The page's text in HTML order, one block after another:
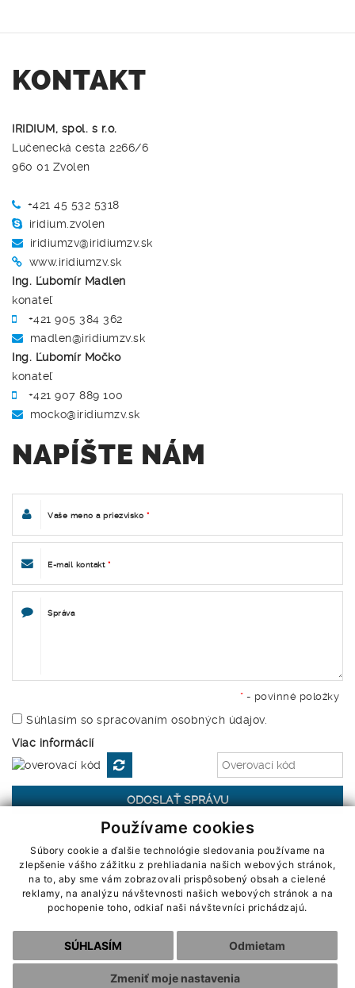
Používame cookies
Súbory cookie a ďalšie technológie sledovania používame na
zlepšenie vášho zážitku z prehliadania našich webových stránok,
na to, aby sme vám zobrazovali prispôsobený obsah a cielené
reklamy, na analýzu návštevnosti našich webových stránok a na
pochopenie toho, odkiaľ naši návštevníci prichádzajú.
SÚHLASÍM Odmietam
Zmeniť moje nastavenia
KONTAKT
IRIDIUM, spol. s r.o.
Lučenecká cesta 2266/6
960 01 Zvolen
+421 45 532 5318
iridium.zvolen
iridiumzv@iridiumzv.sk
www.iridiumzv.sk
Ing. Ľubomír Madlen
konateľ
+421 905 384 362
madlen@iridiumzv.sk
Ing. Ľubomír Močko
konateľ
+421 907 889 100
mocko@iridiumzv.sk
NAPÍŠTE NÁM
Vaše meno a priezvisko *
E-mail kontakt *
Správa
* - povinné položky
Súhlasím so spracovaním osobných údajov.
Viac informácií
Cookies|OOU
webdesign by webex.sk